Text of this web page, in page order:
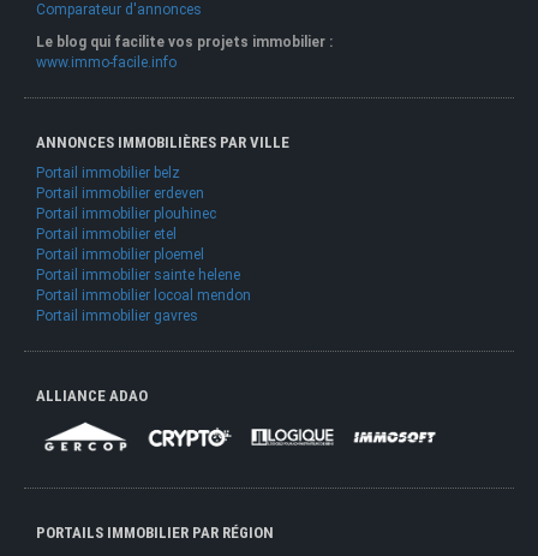
Comparateur d'annonces
Le blog qui facilite vos projets immobilier :
www.immo-facile.info
ANNONCES IMMOBILIÈRES PAR VILLE
Portail immobilier belz
Portail immobilier erdeven
Portail immobilier plouhinec
Portail immobilier etel
Portail immobilier ploemel
Portail immobilier sainte helene
Portail immobilier locoal mendon
Portail immobilier gavres
ALLIANCE ADAO
PORTAILS IMMOBILIER PAR RÉGION